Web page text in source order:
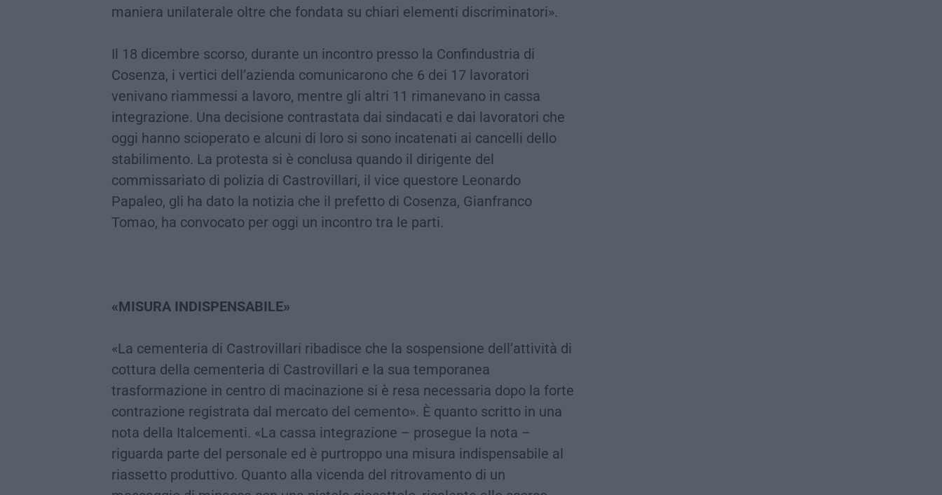
maniera unilaterale oltre che fondata su chiari elementi discriminatori».
Il 18 dicembre scorso, durante un incontro presso la Confindustria di
Cosenza, i vertici dell’azienda comunicarono che 6 dei 17 lavoratori
venivano riammessi a lavoro, mentre gli altri 11 rimanevano in cassa
integrazione. Una decisione contrastata dai sindacati e dai lavoratori che
oggi hanno scioperato e alcuni di loro si sono incatenati ai cancelli dello
stabilimento. La protesta si è conclusa quando il dirigente del
commissariato di polizia di Castrovillari, il vice questore Leonardo
Papaleo, gli ha dato la notizia che il prefetto di Cosenza, Gianfranco
Tomao, ha convocato per oggi un incontro tra le parti.
«MISURA INDISPENSABILE»
«La cementeria di Castrovillari ribadisce che la sospensione dell’attività di
cottura della cementeria di Castrovillari e la sua temporanea
trasformazione in centro di macinazione si è resa necessaria dopo la forte
contrazione registrata dal mercato del cemento». È quanto scritto in una
nota della Italcementi. «La cassa integrazione – prosegue la nota –
riguarda parte del personale ed è purtroppo una misura indispensabile al
riassetto produttivo. Quanto alla vicenda del ritrovamento di un